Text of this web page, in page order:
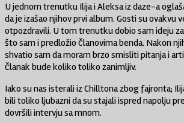
U jednom trenutku Ilija i Aleksa iz daze-a
da je izašao njihov prvi album. Gosti su ovakvu
otpozdravili. U tom trenutku dobio sam ideju
što sam i predložio članovima benda. Nakon
shvatio sam da moram brzo smisliti pitanja i
članak bude koliko toliko zanimljiv.
Iako su nas isterali iz Chilltona zbog fajronta;
bili toliko ljubazni da su stajali ispred napolju
dovršili intervju sa mnom.